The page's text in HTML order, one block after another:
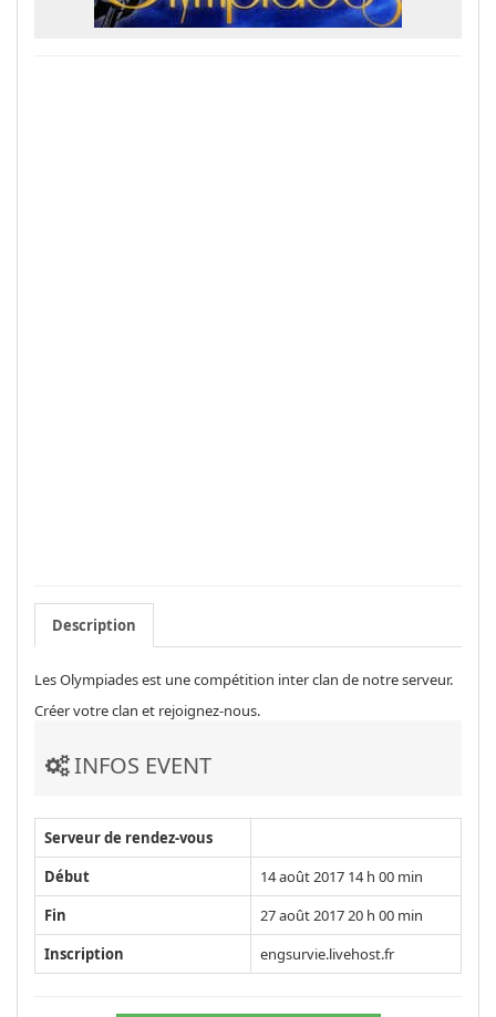
Description
Les Olympiades est une compétition inter clan de notre serveur.
Créer votre clan et rejoignez-nous.
INFOS EVENT
Serveur de rendez-vous
Début
14 août 2017 14 h 00 min
Fin
27 août 2017 20 h 00 min
Inscription
engsurvie.livehost.fr